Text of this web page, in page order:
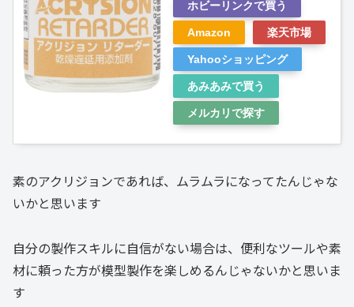
ホビーリンクで買う
Amazon 楽天市場
Yahooショッピング
あみあみで買う
メルカリで探す
素のアクリジョンであれば、ムラムラになってたんじゃな
いかと思います
自分の製作スキルに自信がない場合は、便利なツールや素
材に頼った方が模型製作を楽しめるんじゃないかと思いま
す